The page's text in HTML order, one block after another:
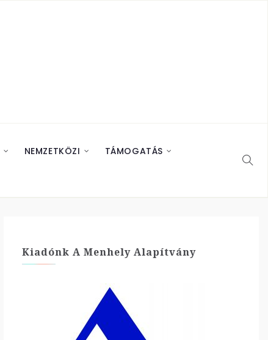
NEMZETKÖZI TÁMOGATÁS
Kiadónk A Menhely Alapítvány